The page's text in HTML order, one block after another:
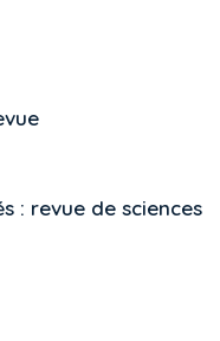
: revue de sciences